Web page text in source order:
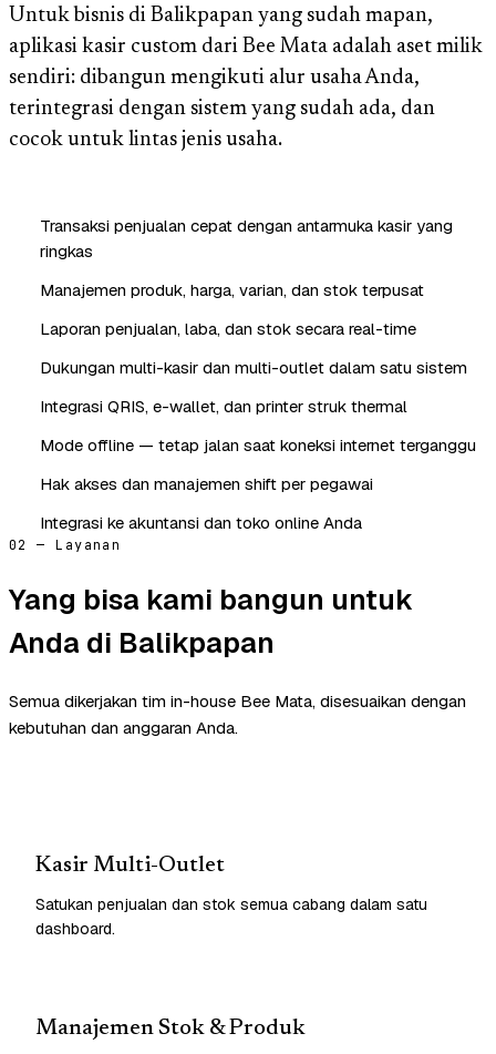
Untuk bisnis di Balikpapan yang sudah mapan,
aplikasi kasir custom dari Bee Mata adalah aset milik
sendiri: dibangun mengikuti alur usaha Anda,
terintegrasi dengan sistem yang sudah ada, dan
cocok untuk lintas jenis usaha.
Transaksi penjualan cepat dengan antarmuka kasir yang
ringkas
Manajemen produk, harga, varian, dan stok terpusat
Laporan penjualan, laba, dan stok secara real-time
Dukungan multi-kasir dan multi-outlet dalam satu sistem
Integrasi QRIS, e-wallet, dan printer struk thermal
Mode offline — tetap jalan saat koneksi internet terganggu
Hak akses dan manajemen shift per pegawai
Integrasi ke akuntansi dan toko online Anda
02 — Layanan
Yang bisa kami bangun untuk
Anda di Balikpapan
Semua dikerjakan tim in-house Bee Mata, disesuaikan dengan
kebutuhan dan anggaran Anda.
Kasir Multi-Outlet
Satukan penjualan dan stok semua cabang dalam satu
dashboard.
Manajemen Stok & Produk